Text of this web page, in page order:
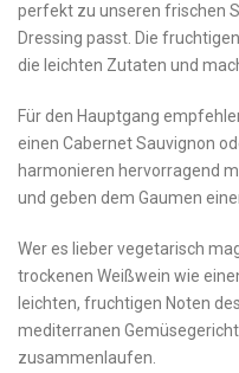
perfekt zu unseren frischen
Dressing passt. Die⁣
die leichten Zutaten und
Für den Hauptgang
einen Cabernet Sauvignon
harmonieren hervorragend
und geben dem ⁣Gaumen⁢
Wer‌ es ​lieber vegetarisch
trockenen ‍Weißwein wie
leichten, fruchtigen Noten
mediterranen
zusammenlaufen.